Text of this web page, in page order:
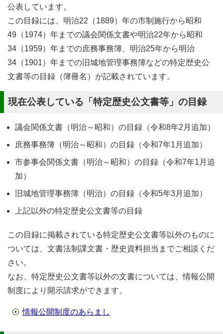
公表しています。
この目録には、明治22（1889）年の市制施行から昭和
49（1974）年までの議会関係文書や明治22年から昭和
34（1959）年までの庶務事務簿、明治25年から明治
34（1901）年までの旧城地管理事務簿などの特定歴史公
文書等の目録（簿冊名）が記載されています。
現在公表している「特定歴史公文書等」の目録
議会関係文書（明治～昭和）の目録（令和8年2月追加）
庶務事務簿（明治～昭和）の目録（令和7年1月追加）
市参事会関係文書（明治～昭和）の目録（令和7年1月追
加）
旧城地管理事務簿（明治）の目録（令和5年3月追加）
上記以外の特定歴史公文書等の目録
この目録に掲載されている特定歴史公文書等以外のものに
ついては、文書法制課文書・歴史資料担当までご相談くだ
さい。
なお、特定歴史公文書等以外の文書については、情報公開
制度により開示請求ができます。
情報公開制度のあらまし